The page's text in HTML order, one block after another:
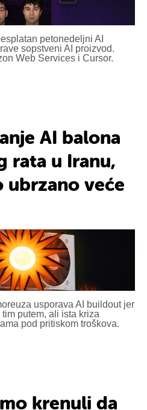
petonedeljni AI
sopstveni AI proizvod.
Web Services i Cursor.
AI balona
rata u Iranu,
ubrzano veće
usporava AI buildout jer
putem, ali ista kriza
pod pritiskom troškova.
krenuli da